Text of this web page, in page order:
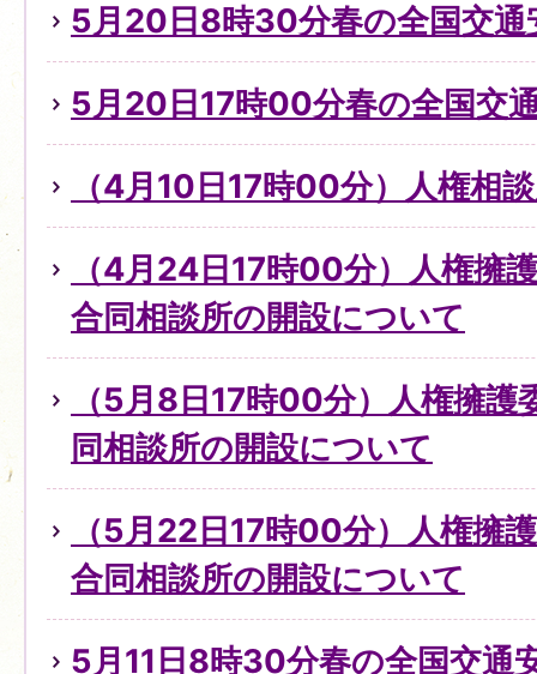
5月20日8時30分春の全国交通
5月20日17時00分春の全国交
（4月10日17時00分）人権相
（4月24日17時00分）人権擁
合同相談所の開設について
（5月8日17時00分）人権擁護
同相談所の開設について
（5月22日17時00分）人権擁
合同相談所の開設について
5月11日8時30分春の全国交通